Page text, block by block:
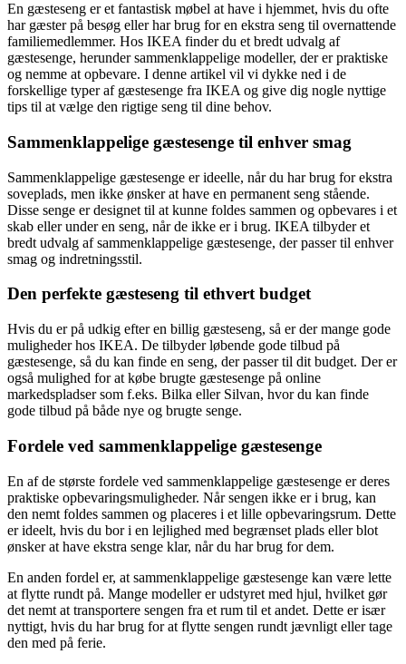
En gæsteseng er et fantastisk møbel at have i hjemmet, hvis du ofte
har gæster på besøg eller har brug for en ekstra seng til overnattende
familiemedlemmer. Hos IKEA finder du et bredt udvalg af
gæstesenge, herunder sammenklappelige modeller, der er praktiske
og nemme at opbevare. I denne artikel vil vi dykke ned i de
forskellige typer af gæstesenge fra IKEA og give dig nogle nyttige
tips til at vælge den rigtige seng til dine behov.
Sammenklappelige gæstesenge til enhver smag
Sammenklappelige gæstesenge er ideelle, når du har brug for ekstra
soveplads, men ikke ønsker at have en permanent seng stående.
Disse senge er designet til at kunne foldes sammen og opbevares i et
skab eller under en seng, når de ikke er i brug. IKEA tilbyder et
bredt udvalg af sammenklappelige gæstesenge, der passer til enhver
smag og indretningsstil.
Den perfekte gæsteseng til ethvert budget
Hvis du er på udkig efter en billig gæsteseng, så er der mange gode
muligheder hos IKEA. De tilbyder løbende gode tilbud på
gæstesenge, så du kan finde en seng, der passer til dit budget. Der er
også mulighed for at købe brugte gæstesenge på online
markedspladser som f.eks. Bilka eller Silvan, hvor du kan finde
gode tilbud på både nye og brugte senge.
Fordele ved sammenklappelige gæstesenge
En af de største fordele ved sammenklappelige gæstesenge er deres
praktiske opbevaringsmuligheder. Når sengen ikke er i brug, kan
den nemt foldes sammen og placeres i et lille opbevaringsrum. Dette
er ideelt, hvis du bor i en lejlighed med begrænset plads eller blot
ønsker at have ekstra senge klar, når du har brug for dem.
En anden fordel er, at sammenklappelige gæstesenge kan være lette
at flytte rundt på. Mange modeller er udstyret med hjul, hvilket gør
det nemt at transportere sengen fra et rum til et andet. Dette er især
nyttigt, hvis du har brug for at flytte sengen rundt jævnligt eller tage
den med på ferie.